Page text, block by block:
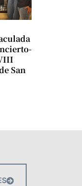
San